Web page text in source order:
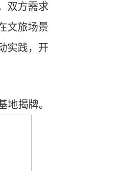
双方需求
文旅场景
实践，开
地揭牌。